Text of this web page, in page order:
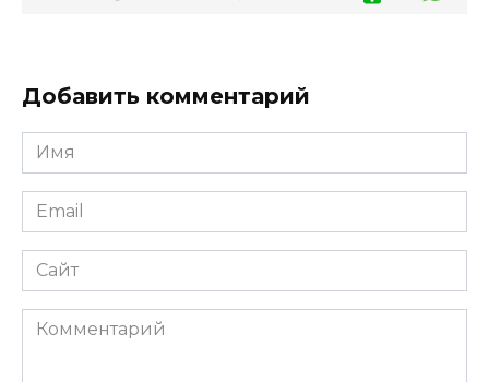
Добавить комментарий
Имя
*
Email
*
Сайт
Комментарий